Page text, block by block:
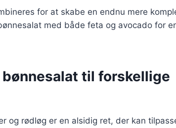
for at skabe en endnu mere
med både feta og avocado for
til forskellige
og rødløg er en alsidig ret, der kan